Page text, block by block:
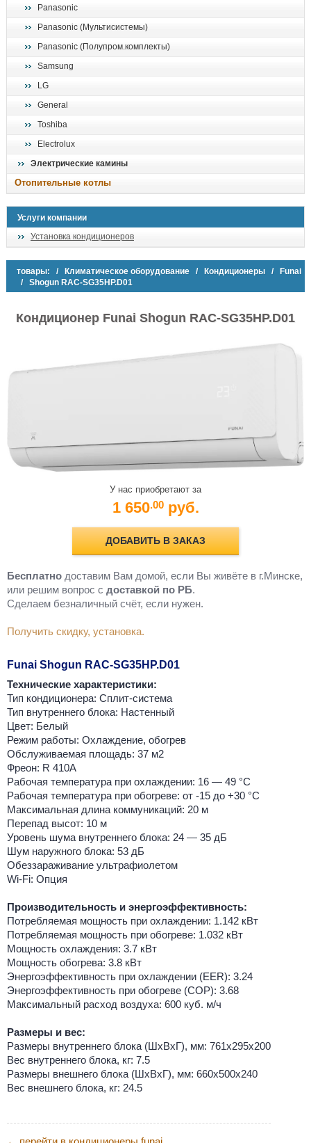
Panasonic
Panasonic (Мультисистемы)
Panasonic (Полупром.комплекты)
Samsung
LG
General
Toshiba
Electrolux
Электрические камины
Отопительные котлы
Услуги компании
Установка кондиционеров
товары: / Климатическое оборудование / Кондиционеры /
Funai
/ Shogun RAC-SG35HP.D01
Кондиционер Funai Shogun RAC-SG35HP.D01
У нас приобретают за
1 650.00 руб.
ДОБАВИТЬ В ЗАКАЗ
Бесплатно доставим Вам домой, если Вы живёте в г.Минске,
или решим вопрос с доставкой по РБ.
Cделаем безналичный счёт, если нужен.
Получить скидку, установка.
Funai Shogun RAC-SG35HP.D01
Технические характеристики:
Тип кондиционера: Сплит-система
Тип внутреннего блока: Настенный
Цвет: Белый
Режим работы: Охлаждение, обогрев
Обслуживаемая площадь: 37 м2
Фреон: R 410A
Рабочая температура при охлаждении: 16 — 49 °C
Рабочая температура при обогреве: от -15 до +30 °C
Максимальная длина коммуникаций: 20 м
Перепад высот: 10 м
Уровень шума внутреннего блока: 24 — 35 дБ
Шум наружного блока: 53 дБ
Обеззараживание ультрафиолетом
Wi-Fi: Опция
Производительность и энергоэффективность:
Потребляемая мощность при охлаждении: 1.142 кВт
Потребляемая мощность при обогреве: 1.032 кВт
Мощность охлаждения: 3.7 кВт
Мощность обогрева: 3.8 кВт
Энергоэффективность при охлаждении (EER): 3.24
Энергоэффективность при обогреве (COP): 3.68
Максимальный расход воздуха: 600 куб. м/ч
Размеры и вес:
Размеры внутреннего блока (ШхВхГ), мм: 761х295х200
Вес внутреннего блока, кг: 7.5
Размеры внешнего блока (ШхВхГ), мм: 660х500х240
Вес внешнего блока, кг: 24.5